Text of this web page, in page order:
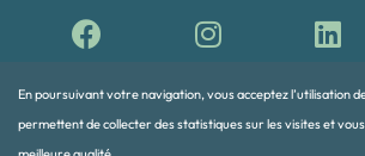
En poursuivant votre navigation, vous acceptez l’utilisation
permettent de collecter des statistiques sur les visites et